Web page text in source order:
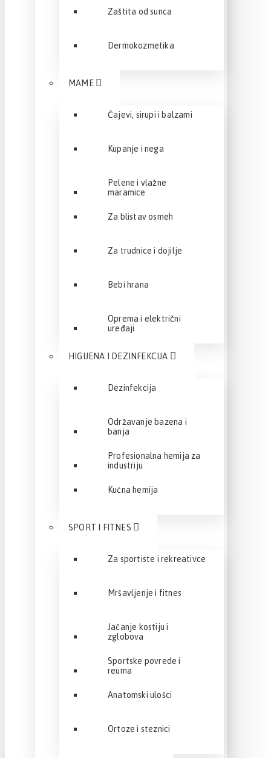
Zaštita od sunca
Dermokozmetika
MAME
Čajevi, sirupi i balzami
Kupanje i nega
Pelene i vlažne
maramice
Za blistav osmeh
Za trudnice i dojilje
Bebi hrana
Oprema i električni
uređaji
HIGIJENA I DEZINFEKCIJA
Dezinfekcija
Održavanje bazena i
banja
Profesionalna hemija za
industriju
Kućna hemija
SPORT I FITNES
Za sportiste i rekreativce
Mršavljenje i fitnes
Jačanje kostiju i
zglobova
Sportske povrede i
reuma
Anatomski ulošci
Ortoze i steznici